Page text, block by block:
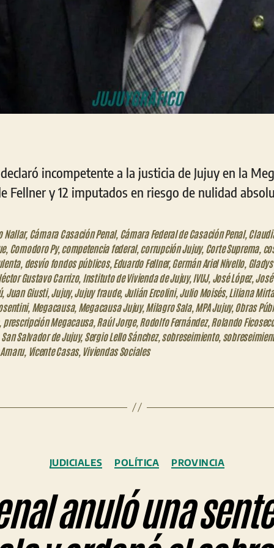
incompetente a la justicia de Jujuy en la
Fellner y 12 imputados en riesgo de nulidad
Nallar, Cámara Casación Penal, Cámara Federal de Casación Penal,
, Comodoro Py,competencia federal, corrupción Jujuy, Corte Suprema,
, desvío fondos públicos, Eduardo Fellner,Germán Ariel Nivello,
Gustavo Carrizo, Instituto de Vivienda de Jujuy, IVUJ, José López,
, Juan Giusti, Jujuy,Jujuy fraude, Julián Ercolini, Julio Moisés, Liliana
, Megacausa, Megacausa Jujuy, Milagro Sala, MPA Jujuy,Obras
prescripción Megacausa, Raúl Jorge, Rodolfo Fernández, Rolando
San Salvador de Jujuy,Sergio Lello Sánchez, sobreseimiento,
, Vicente Casas, Viviendas Sociales
Categorías
JUDICIALES POLÍTICA PROVINCIA
anuló una